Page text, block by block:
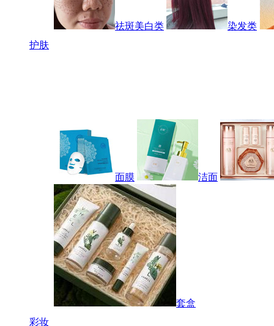
祛斑美白类
染发类
护肤
面膜 洁面
套盒
彩妆